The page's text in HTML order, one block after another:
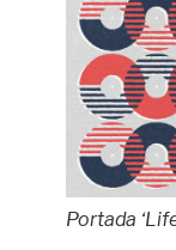
Portada